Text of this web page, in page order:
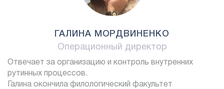
ГАЛИНА МОРДВИНЕНКО
Операционный директор
Отвечает за организацию и контроль внутренних
рутинных процессов.
Галина окончила филологический факультет